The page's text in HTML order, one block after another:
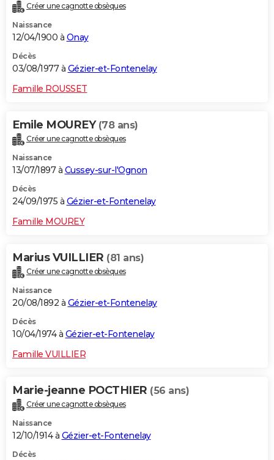
Créer une cagnotte obsèques
Naissance
12/04/1900 à Onay
Décès
03/08/1977 à Gézier-et-Fontenelay
Famille ROUSSET
Emile MOUREY (78 ans)
Créer une cagnotte obsèques
Naissance
13/07/1897 à Cussey-sur-l'Ognon
Décès
24/09/1975 à Gézier-et-Fontenelay
Famille MOUREY
Marius VUILLIER (81 ans)
Créer une cagnotte obsèques
Naissance
20/08/1892 à Gézier-et-Fontenelay
Décès
10/04/1974 à Gézier-et-Fontenelay
Famille VUILLIER
Marie-jeanne POCTHIER (56 ans)
Créer une cagnotte obsèques
Naissance
12/10/1914 à Gézier-et-Fontenelay
Décès